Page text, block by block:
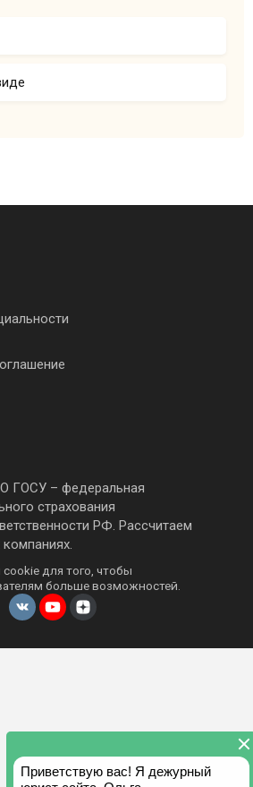
ГОСУ – федеральная
страхования
РФ. Рассчитаем
для того, чтобы
больше возможностей.